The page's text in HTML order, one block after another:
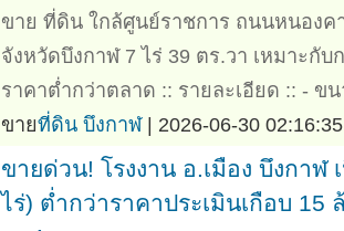
ขาย ที่ดิน ใกล้ศูนย์ราชการ ถนนหนองค
จังหวัดบึงกาฬ 7 ไร่ 39 ตร.วา เหมาะกั
ราคาต่ำกว่าตลาด :: รายละเอียด :: - ข
ขายที่ดิน บึงกาฬ| 2026-06-30
ขายด่วน! โรงงาน อ.เมือง บึงกาฬ
ไร่) ต่ำกว่าราคาประเมินเกือบ 15